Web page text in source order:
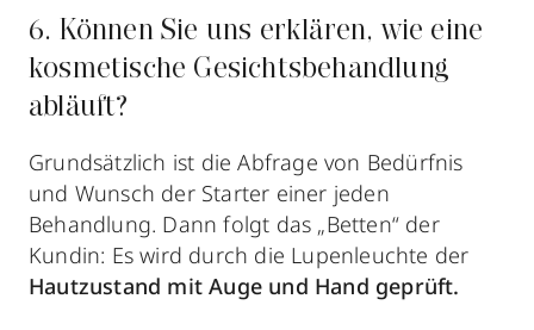
6. Können Sie uns erklären, wie eine
kosmetische Gesichtsbehandlung
abläuft?
Grundsätzlich ist die Abfrage von Bedürfnis
und Wunsch der Starter einer jeden
Behandlung. Dann folgt das „Betten“ der
Kundin: Es wird durch die Lupenleuchte der
Hautzustand mit Auge und Hand geprüft.